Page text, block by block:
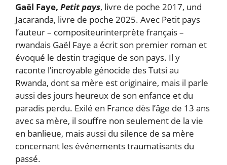
Gaël Faye, Petit pays, livre de poche 2017, und
Jacaranda, livre de poche 2025. Avec Petit pays
l’auteur – compositeurinterprète français –
rwandais Gaël Faye a écrit son premier roman et
évoqué le destin tragique de son pays. Il y
raconte l’incroyable génocide des Tutsi au
Rwanda, dont sa mère est originaire, mais il parle
aussi des jours heureux de son enfance et du
paradis perdu. Exilé en France dès l’âge de 13 ans
avec sa mère, il souffre non seulement de la vie
en banlieue, mais aussi du silence de sa mère
concernant les événements traumatisants du
passé.